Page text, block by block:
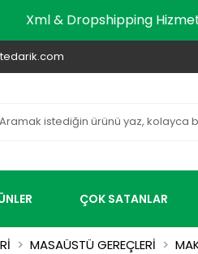
Xml & Dropshipping
ÇOK SATANLAR
MASAÜSTÜ GEREÇLERİ